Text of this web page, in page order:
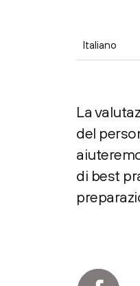
Italiano
La
del
di best